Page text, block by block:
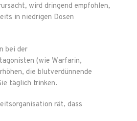
wird dringend empfohlen,
in niedrigen Dosen
bei der
(wie Warfarin,
die blutverdünnende
täglich trinken.
rät, dass